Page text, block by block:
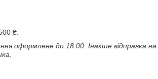
₴.
оформлене до 18:00. Інакше відправка